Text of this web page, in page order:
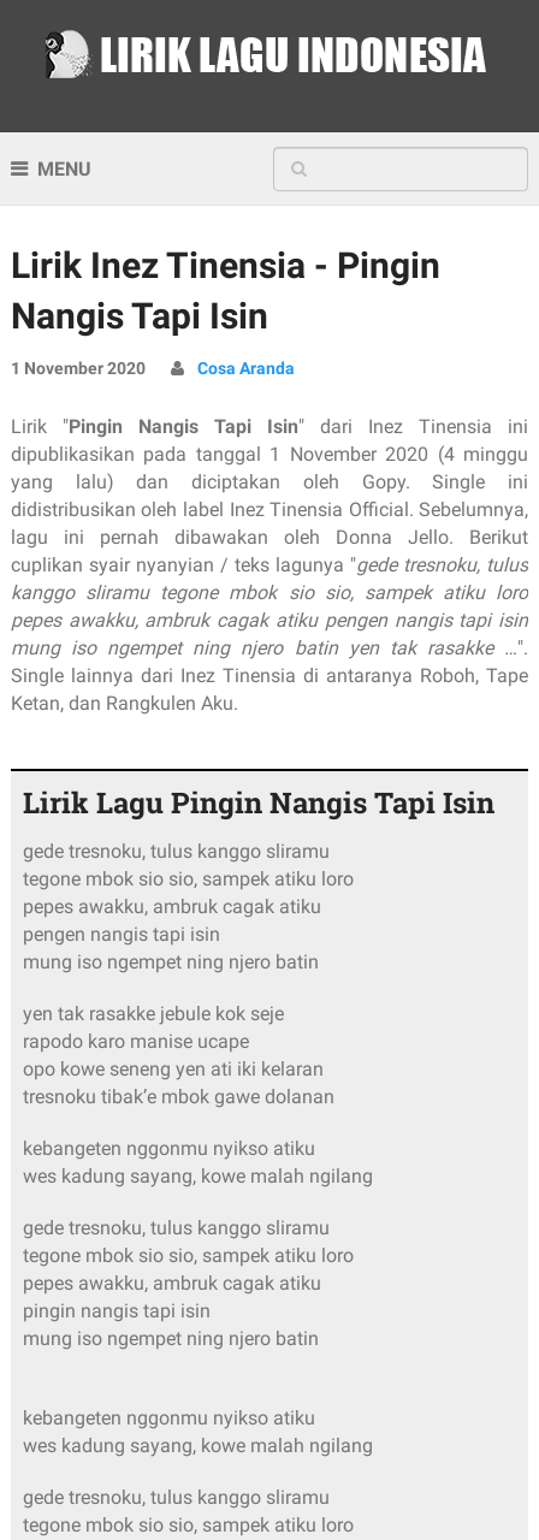
MENU
Lirik Inez Tinensia - Pingin
Nangis Tapi Isin
1 November 2020 Cosa Aranda
Lirik "Pingin Nangis Tapi Isin" dari Inez Tinensia ini
dipublikasikan pada tanggal 1 November 2020 (4 minggu
yang lalu) dan diciptakan oleh Gopy. Single ini
didistribusikan oleh label Inez Tinensia Official. Sebelumnya,
lagu ini pernah dibawakan oleh Donna Jello. Berikut
cuplikan syair nyanyian / teks lagunya "gede tresnoku, tulus
kanggo sliramu tegone mbok sio sio, sampek atiku loro
pepes awakku, ambruk cagak atiku pengen nangis tapi isin
mung iso ngempet ning njero batin yen tak rasakke …".
Single lainnya dari Inez Tinensia di antaranya Roboh, Tape
Ketan, dan Rangkulen Aku.
Lirik Lagu Pingin Nangis Tapi Isin
gede tresnoku, tulus kanggo sliramu
tegone mbok sio sio, sampek atiku loro
pepes awakku, ambruk cagak atiku
pengen nangis tapi isin
mung iso ngempet ning njero batin
yen tak rasakke jebule kok seje
rapodo karo manise ucape
opo kowe seneng yen ati iki kelaran
tresnoku tibak’e mbok gawe dolanan
kebangeten nggonmu nyikso atiku
wes kadung sayang, kowe malah ngilang
gede tresnoku, tulus kanggo sliramu
tegone mbok sio sio, sampek atiku loro
pepes awakku, ambruk cagak atiku
pingin nangis tapi isin
mung iso ngempet ning njero batin
kebangeten nggonmu nyikso atiku
wes kadung sayang, kowe malah ngilang
gede tresnoku, tulus kanggo sliramu
tegone mbok sio sio, sampek atiku loro